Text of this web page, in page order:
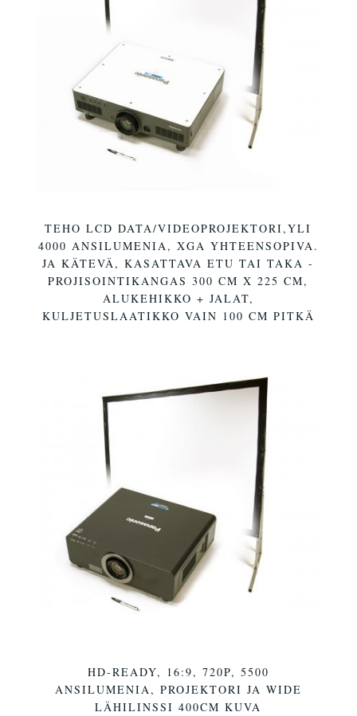
TEHO LCD DATA/VIDEOPROJEKTORI,YLI
4000 ANSILUMENIA, XGA YHTEENSOPIVA.
JA KÄTEVÄ, KASATTAVA ETU TAI TAKA -
PROJISOINTIKANGAS 300 CM X 225 CM,
ALUKEHIKKO + JALAT,
KULJETUSLAATIKKO VAIN 100 CM PITKÄ
HD-READY, 16:9, 720P, 5500
ANSILUMENIA, PROJEKTORI JA WIDE
LÄHILINSSI 400CM KUVA